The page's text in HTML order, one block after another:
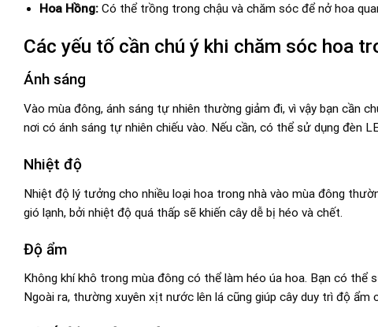
Hoa Hồng:Có thể trồng trong chậu và chăm sóc để nở hoa
Các yếu tố cần chú ý khi chăm sóc hoa
Ánh sáng
Vào mùa đông, ánh sáng tự nhiên thường giảm đi, vì vậy bạn cần
nơi có ánh sáng tự nhiên chiếu vào. Nếu cần, có thể sử dụng đèn
Nhiệt độ
Nhiệt độ lý tưởng cho nhiều loại hoa trong nhà vào mùa đông
gió lạnh, bởi nhiệt độ quá thấp sẽ khiến cây dễ bị héo và chết.
Độ ẩm
Không khí khô trong mùa đông có thể làm héo úa hoa. Bạn có
Ngoài ra, thường xuyên xịt nước lên lá cũng giúp cây duy trì độ ẩm